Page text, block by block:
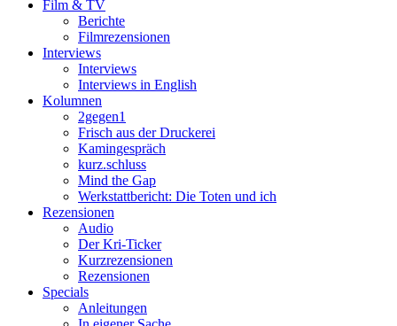
Film & TV
Berichte
Filmrezensionen
Interviews
Interviews
Interviews in English
Kolumnen
2gegen1
Frisch aus der Druckerei
Kamingespräch
kurz.schluss
Mind the Gap
Werkstattbericht: Die Toten und ich
Rezensionen
Audio
Der Kri-Ticker
Kurzrezensionen
Rezensionen
Specials
Anleitungen